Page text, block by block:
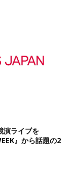
演ライブを
』から話題の2